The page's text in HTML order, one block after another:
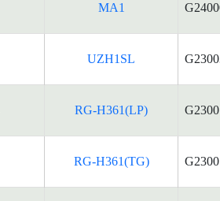
MA1
UZH1SL
RG-H361(LP)
RG-H361(TG)